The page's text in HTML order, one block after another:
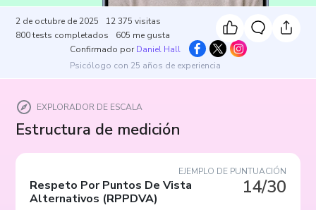
2 de octubre de 2025 12 375 visitas
800 tests completados 605 me gusta
Confirmado por Daniel Hall
Psicólogo con 25 años de experiencia
EXPLORADOR DE ESCALA
Estructura de medición
EJEMPLO DE PUNTUACIÓN
14/30
Respeto Por Puntos De Vista
Alternativos (RPPDVA)